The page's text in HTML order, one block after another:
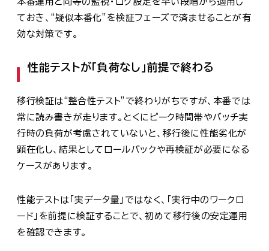
ておき、“疑似本番化”を検証フェーズで済ませることが有
効な対策です。
性能テストが「負荷なし」前提で終わる
移行検証は“整合性テスト”で終わりがちですが、本番では
常に読み書きが走ります。とくにピーク時間帯やバッチ実
行時の負荷が考慮されていないと、移行後に性能劣化が
顕在化し、結果としてロールバックや再検証が必要になる
ケースがあります。
性能テストは「実データ量」ではなく、「実行中のワークロ
ード」を前提に検証することで、初めて移行後の安定運用
を確認できます。